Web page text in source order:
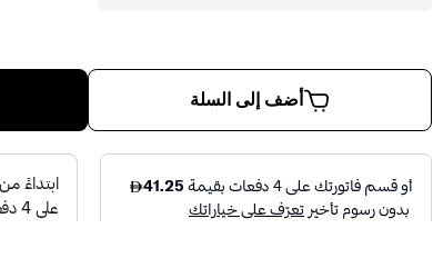
أضف إلى السلة